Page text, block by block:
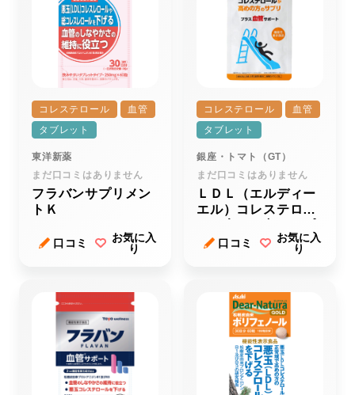
コレステロール
血管
タブレット
東洋新薬
まだ口コミはありません
フラバンサプリメン
トＫ
口コミ
お気に入
り
コレステロール
血管
タブレット
銀座・トマト（GT）
まだ口コミはありません
ＬＤＬ（エルディー
エル）コレステロー
リ プラス血管サポ
口コミ
お気に入
り